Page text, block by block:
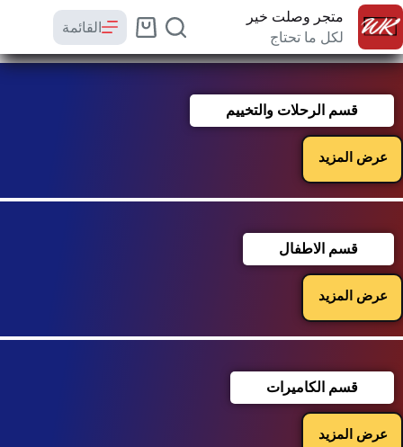
متجر وصلت خير
لكل ما تحتاج
القائمة
قسم الرحلات والتخييم
عرض المزيد
قسم الاطفال
عرض المزيد
قسم الكاميرات
عرض المزيد